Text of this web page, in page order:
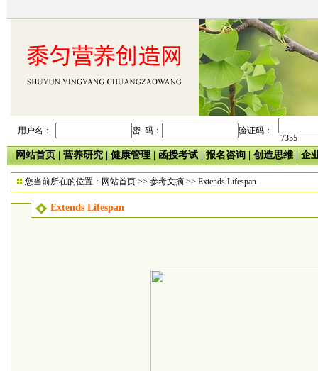
用户名： 密 码： 验证码：
7355
网站首页 营养研究 健康管理 函授考试 报名咨询 创造思维| 企
您当前所在的位置： 网站首页 >> 参考文摘 >> Extends Lifespan
Extends Lifespan